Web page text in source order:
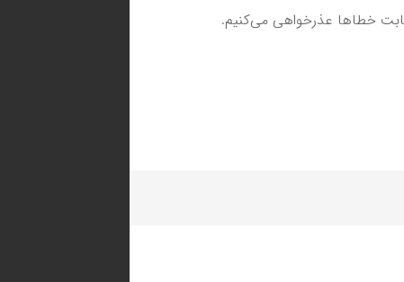
خطاها عذرخواهی می‌کنیم.